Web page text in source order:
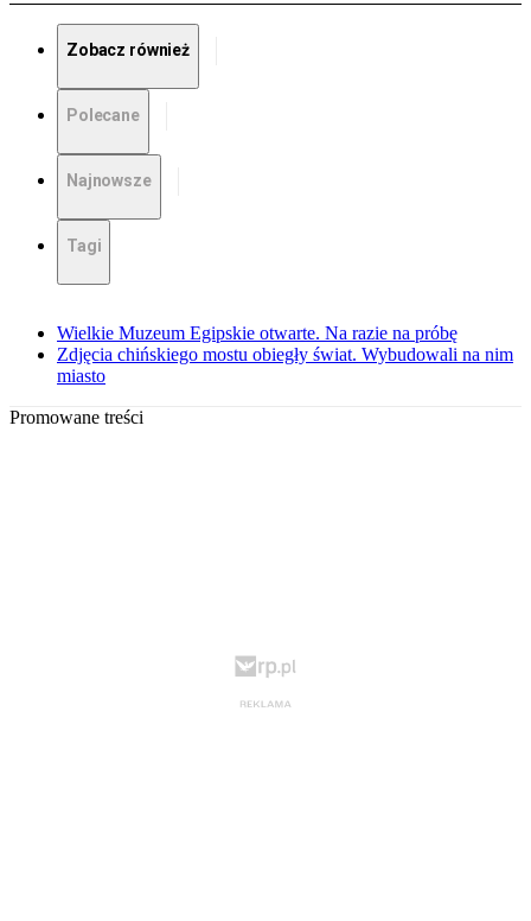
Zobacz również
Polecane
Najnowsze
Tagi
Wielkie Muzeum Egipskie otwarte. Na razie na próbę
Zdjęcia chińskiego mostu obiegły świat. Wybudowali na nim
miasto
Promowane treści